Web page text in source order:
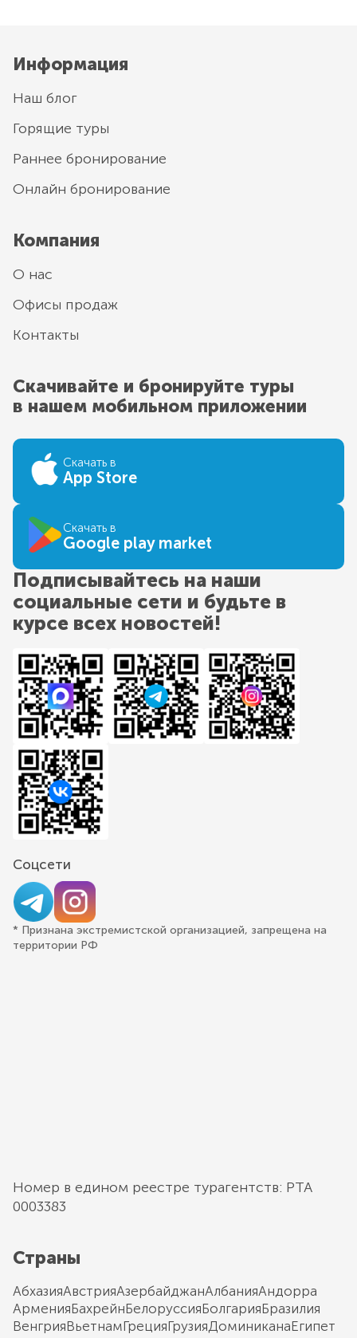
Информация
Наш блог
Горящие туры
Раннее бронирование
Онлайн бронирование
Компания
О нас
Офисы продаж
Контакты
Скачивайте и бронируйте туры
в нашем мобильном приложении
Скачать в
App Store
Скачать в
Google play market
Подписывайтесь на наши
социальные сети и будьте в
курсе всех новостей!
Соцсети
* Признана экстремистской организацией, запрещена на
территории РФ
Номер в едином реестре турагентств: РТА
0003383
Страны
АбхазияАвстрияАзербайджанАлбанияАндорра
АрменияБахрейнБелоруссияБолгарияБразилия
ВенгрияВьетнамГрецияГрузияДоминиканаЕгипет